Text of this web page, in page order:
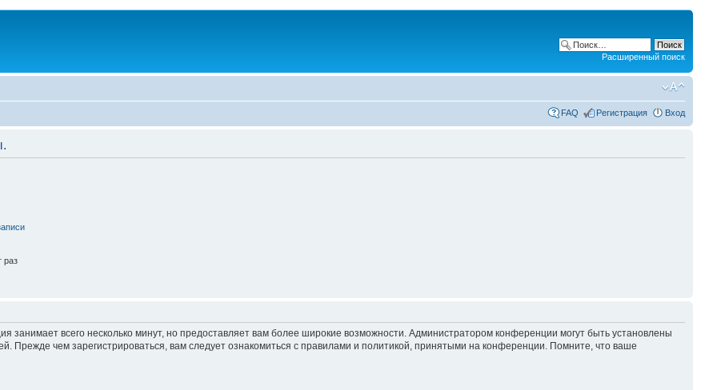
Расширенный поиск
FAQ Регистрация Вход
раз
всего несколько минут, но предоставляет вам более широкие возможности. Администратором конференции могут быть установлены
Прежде чем зарегистрироваться, вам следует ознакомиться с правилами и политикой, принятыми на конференции. Помните, что ваше